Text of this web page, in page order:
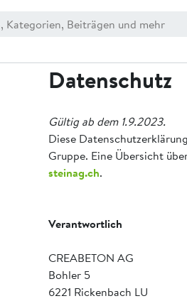
Datenschutz
Gültig ab dem 1.9.2023.
Diese
Gruppe. Eine Übersicht
steinag.ch.
Verantwortlich
CREABETON AG
Bohler 5
6221 Rickenbach LU